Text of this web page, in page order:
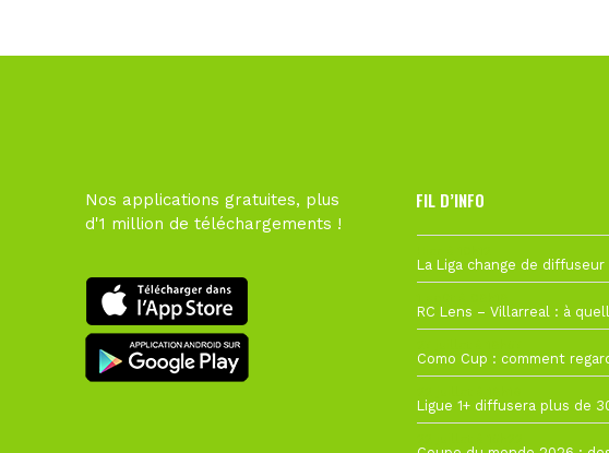
Nos applications gratuites, plus
d'1 million de téléchargements !
FIL D’INFO